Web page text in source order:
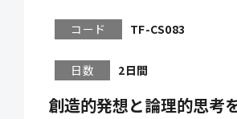
コード TF-CS083
日数 2日間
創造的発想と論理的思考